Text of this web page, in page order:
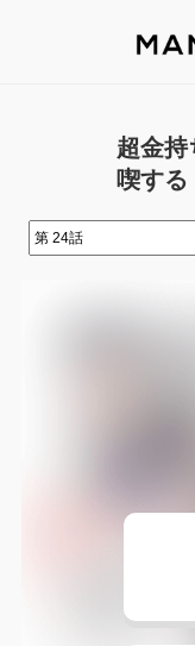
超金持
喫す